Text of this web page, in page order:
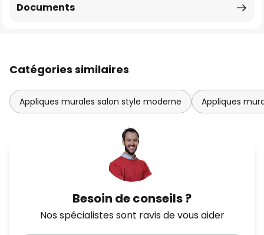
Documents
Catégories similaires
Appliques murales salon style moderne Appliques
Besoin de conseils ?
Nos spécialistes sont ravis de vous aider